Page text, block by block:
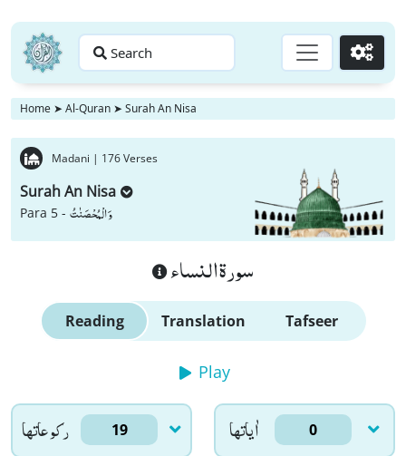
Search Go
Home ➤ Al-Quran ➤ Surah An Nisa
Madani | 176 Verses
Surah An Nisa
Para 5 - وَ الْمُحْصَنٰتُ
سورة النساء
Reading Translation Tafseer
Play
ركوعاتها 19 اٰياتها 0